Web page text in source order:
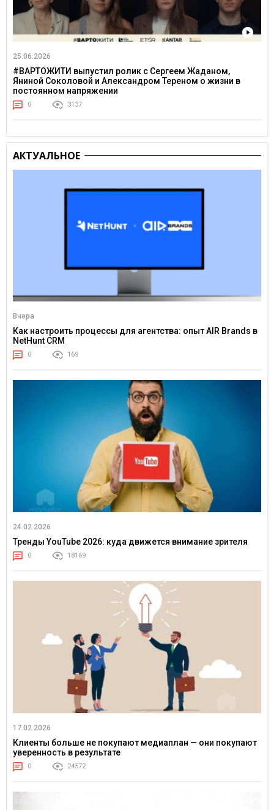
25.06.2026
#ВАРТОЖИТИ выпустил ролик с Сергеем Жаданом,
Яниной Соколовой и Александром Тереном о жизни в
постоянном напряжении
0 3137
АКТУАЛЬНОЕ
Вчера
Как настроить процессы для агентства: опыт AIR Brands в
NetHunt CRM
0 169
24.02.2026
Тренды YouTube 2026: куда движется внимание зрителя
0 18169
17.02.2026
Клиенты больше не покупают медиаплан — они покупают
уверенность в результате
0 24572